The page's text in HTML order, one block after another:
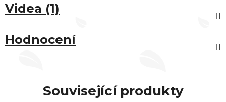
Videa (1)
Hodnocení
Související produkty